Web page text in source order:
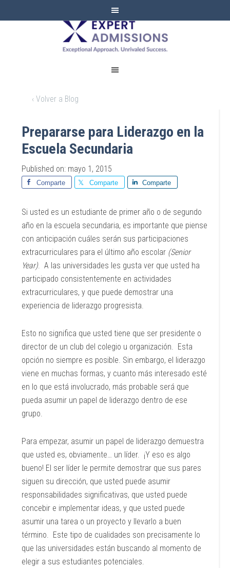
EXPERT
ADMISSIONS
‹ Volver a Blog
Prepararse para Liderazgo en la
Escuela Secundaria
Published on: mayo 1, 2015
Comparte Comparte Comparte
Si usted es un estudiante de primer año o de segundo
año en la escuela secundaria, es importante que piense
con anticipación cuáles serán sus participaciones
extracurriculares para el último año escolar (Senior
Year). A las universidades les gusta ver que usted ha
participado consistentemente en actividades
extracurriculares, y que puede demostrar una
experiencia de liderazgo progresista.
Esto no significa que usted tiene que ser presidente o
director de un club del colegio u organización. Esta
opción no siempre es posible. Sin embargo, el liderazgo
viene en muchas formas, y cuanto más interesado esté
en lo que está involucrado, más probable será que
pueda asumir un papel de liderazgo dentro de ese
grupo.
Para empezar, asumir un papel de liderazgo demuestra
que usted es, obviamente… un líder. ¡Y eso es algo
bueno! El ser líder le permite demostrar que sus pares
siguen su dirección, que usted puede asumir
responsabilidades significativas, que usted puede
concebir e implementar ideas, y que usted puede
asumir una tarea o un proyecto y llevarlo a buen
término. Este tipo de cualidades son precisamente lo
que las universidades están buscando al momento de
elegir a sus estudiantes potenciales.